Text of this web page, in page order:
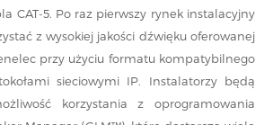
CAT-5. Po raz pierwszy rynek instalacyjny
z wysokiej jakości dźwięku oferowanej
przy użyciu formatu kompatybilnego
sieciowymi IP. Instalatorzy będą
korzystania z oprogramowania